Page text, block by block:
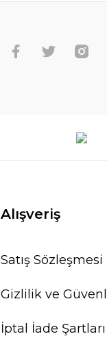
Alışveriş
Satış Sözleşmesi
Gizlilik ve
İptal İade Şartları